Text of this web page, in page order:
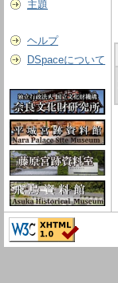
主題
ヘルプ
DSpaceについて